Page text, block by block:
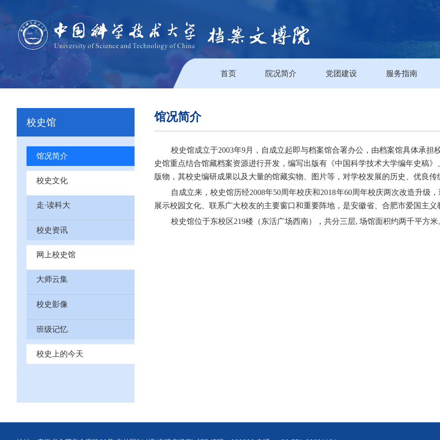
首页 院况简介 党团建设 服务指南
校史馆
馆况简介
校史文化
走·读科大
校史资讯
网上校史馆
大师云集
校史影像
班级记忆
校史上的今天
馆况简介
校史馆成立于2003年9月，自成立起即与档案馆合署办公，由档案馆具体承
史馆重点结合馆藏档案资源进行开发，编写出版有《中国科学技术大学编年史稿
版物，其校史编研成果以及大量的馆藏实物、图片等，对学校发展的历史、优良
自成立来，校史馆历经2008年50周年校庆和2018年60周年校庆两次改造升级
展示校园文化、联系广大校友的主要窗口和重要阵地，是安徽省、合肥市爱国主义
校史馆位于东校区219楼（东活广场西南），共分三层, 场馆面积约两千平方米